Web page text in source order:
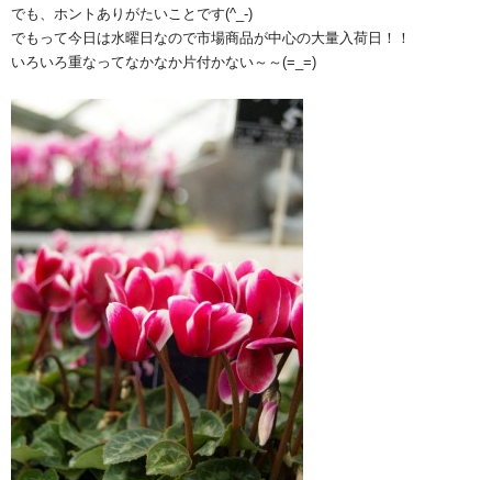
でも、ホントありがたいことです(^_-)
でもって今日は水曜日なので市場商品が中心の大量入荷日！！
いろいろ重なってなかなか片付かない～～(=_=)